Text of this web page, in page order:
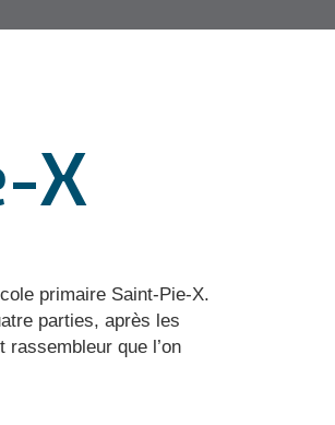
X
primaire Saint-Pie-X.
parties, après les
que l’on